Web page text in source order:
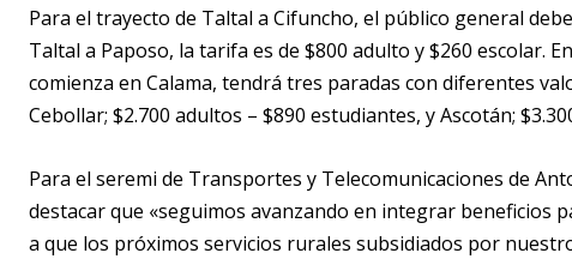
Para el trayecto de Taltal a Cifuncho, el público general
Taltal a Paposo, la tarifa es de $800 adulto y $260 escolar.
comienza en Calama, tendrá tres paradas con diferentes
Cebollar; $2.700 adultos – $890 estudiantes, y Ascotán;
Para el seremi de Transportes y Telecomunicaciones de
destacar que «seguimos avanzando en integrar beneficios
a que los próximos servicios rurales subsidiados por